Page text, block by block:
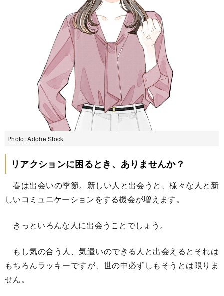
Photo: Adobe Stock
リアクションに困るとき、ありませんか？
春は出会いの季節。新しい人と出会うと、様々な人と新
しいコミュニケーションをする機会が増えます。
きっといろんな人に出会うことでしょう。
もし気の合う人、気遣いのできる人と出会えるとそれは
もちろんラッキーですが、世の中必ずしもそうとは限りま
せん。